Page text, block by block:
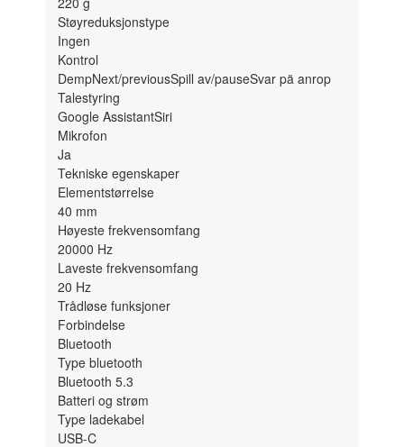
Støyreduksjonstype
Ingen
Kontrol
DempNext/previousSpill av/pauseSvar pä anrop
Talestyring
Google AssistantSiri
Mikrofon
Ja
Tekniske egenskaper
Elementstørrelse
40 mm
Høyeste frekvensomfang
20000 Hz
Laveste frekvensomfang
20 Hz
Trådløse funksjoner
Forbindelse
Bluetooth
Type bluetooth
Bluetooth 5.3
Batteri og strøm
Type ladekabel
USB-C